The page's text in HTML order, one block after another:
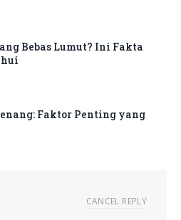
Bebas Lumut? Ini Fakta
Faktor Penting yang
CANCEL REPLY